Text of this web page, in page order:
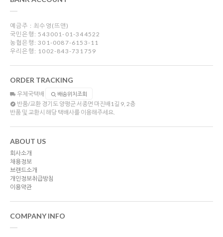
예금주 : 최수영(뜨앤)
국민은행: 543001-01-344522
농협은행: 301-0087-6153-11
우리은행: 1002-843-731759
ORDER TRACKING
우체국택배 배송위치조회
반품/교환 경기도 양평군 서종면 마진배1길 9, 2층
반품 및 교환시 해당 택배사를 이용해주세요.
ABOUT US
회사소개
채용정보
브랜드소개
개인정보취급방침
이용약관
COMPANY INFO